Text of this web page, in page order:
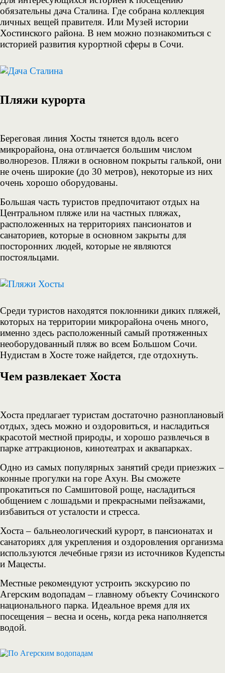
обязательны дача Сталина. Где собрана коллекция
личных вещей правителя. Или Музей истории
Хостинского района. В нем можно познакомиться с
историей развития курортной сферы в Сочи.
Пляжи курорта
Береговая линия Хосты тянется вдоль всего
микрорайона, она отличается большим числом
волнорезов. Пляжи в основном покрыты галькой, они
не очень широкие (до 30 метров), некоторые из них
очень хорошо оборудованы.
Большая часть туристов предпочитают отдых на
Центральном пляже или на частных пляжах,
расположенных на территориях пансионатов и
санаториев, которые в основном закрыты для
посторонних людей, которые не являются
постояльцами.
Среди туристов находятся поклонники диких пляжей,
которых на территории микрорайона очень много,
именно здесь расположенный самый протяженных
необорудованный пляж во всем Большом Сочи.
Нудистам в Хосте тоже найдется, где отдохнуть.
Чем развлекает Хоста
Хоста предлагает туристам достаточно разноплановый
отдых, здесь можно и оздоровиться, и насладиться
красотой местной природы, и хорошо развлечься в
парке аттракционов, кинотеатрах и аквапарках.
Одно из самых популярных занятий среди приезжих –
конные прогулки на горе Ахун. Вы сможете
прокатиться по Самшитовой роще, насладиться
общением с лошадьми и прекрасными пейзажами,
избавиться от усталости и стресса.
Хоста – бальнеологический курорт, в пансионатах и
санаториях для укрепления и оздоровления организма
используются лечебные грязи из источников Кудепсты
и Мацесты.
Местные рекомендуют устроить экскурсию по
Агерским водопадам – главному объекту Сочинского
национального парка. Идеальное время для их
посещения – весна и осень, когда река наполняется
водой.